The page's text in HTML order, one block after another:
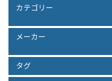
カテゴリー
メーカー
タグ